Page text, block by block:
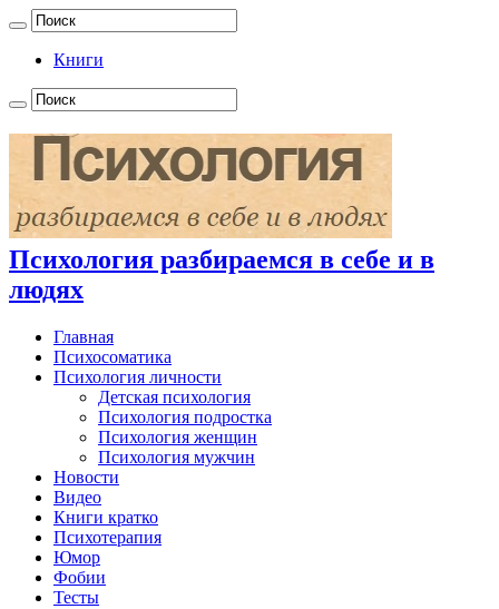
Книги
Психология разбираемся в себе и в
людях
Главная
Психосоматика
Психология личности
Детская психология
Психология подростка
Психология женщин
Психология мужчин
Новости
Видео
Книги кратко
Психотерапия
Юмор
Фобии
Тесты